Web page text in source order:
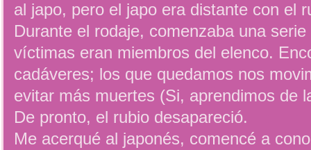
al japo, pero el japo era distante con el
Durante el rodaje, comenzaba una
víctimas eran miembros del elenco.
cadáveres; los que quedamos nos
evitar más muertes (Si, aprendimos de
De pronto, el rubio desapareció.
Me acerqué al japonés, comencé a